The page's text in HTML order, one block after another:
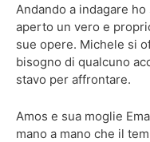
Andando a indagare
aperto un vero e
sue opere. Michele si
bisogno di qualcuno
stavo per affrontare.
Amos e sua moglie
mano a mano che il